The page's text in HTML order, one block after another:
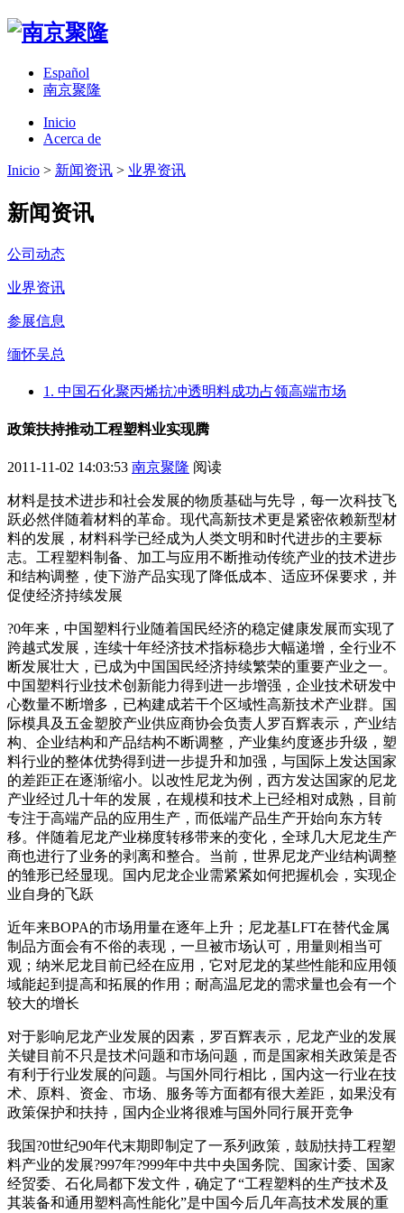
Español
南京聚隆
Inicio
Acerca de
Inicio > 新闻资讯 > 业界资讯
新闻资讯
公司动态
业界资讯
参展信息
缅怀吴总
1. 中国石化聚丙烯抗冲透明料成功占领高端市场
政策扶持推动工程塑料业实现腾
2011-11-02 14:03:53 南京聚隆 阅读
材料是技术进步和社会发展的物质基础与先导，每一次科技飞
跃必然伴随着材料的革命。现代高新技术更是紧密依赖新型材
料的发展，材料科学已经成为人类文明和时代进步的主要标
志。工程塑料制备、加工与应用不断推动传统产业的技术进步
和结构调整，使下游产品实现了降低成本、适应环保要求，并
促使经济持续发展
?0年来，中国塑料行业随着国民经济的稳定健康发展而实现了
跨越式发展，连续十年经济技术指标稳步大幅递增，全行业不
断发展壮大，已成为中国国民经济持续繁荣的重要产业之一。
中国塑料行业技术创新能力得到进一步增强，企业技术研发中
心数量不断增多，已构建成若干个区域性高新技术产业群。国
际模具及五金塑胶产业供应商协会负责人罗百辉表示，产业结
构、企业结构和产品结构不断调整，产业集约度逐步升级，塑
料行业的整体优势得到进一步提升和加强，与国际上发达国家
的差距正在逐渐缩小。以改性尼龙为例，西方发达国家的尼龙
产业经过几十年的发展，在规模和技术上已经相对成熟，目前
专注于高端产品的应用生产，而低端产品生产开始向东方转
移。伴随着尼龙产业梯度转移带来的变化，全球几大尼龙生产
商也进行了业务的剥离和整合。当前，世界尼龙产业结构调整
的雏形已经显现。国内尼龙企业需紧紧如何把握机会，实现企
业自身的飞跃
近年来BOPA的市场用量在逐年上升；尼龙基LFT在替代金属
制品方面会有不俗的表现，一旦被市场认可，用量则相当可
观；纳米尼龙目前已经在应用，它对尼龙的某些性能和应用领
域能起到提高和拓展的作用；耐高温尼龙的需求量也会有一个
较大的增长
对于影响尼龙产业发展的因素，罗百辉表示，尼龙产业的发展
关键目前不只是技术问题和市场问题，而是国家相关政策是否
有利于行业发展的问题。与国外同行相比，国内这一行业在技
术、原料、资金、市场、服务等方面都有很大差距，如果没有
政策保护和扶持，国内企业将很难与国外同行展开竞争
我国?0世纪90年代末期即制定了一系列政策，鼓励扶持工程塑
料产业的发展?997年?999年中共中央国务院、国家计委、国家
经贸委、石化局都下发文件，确定了“工程塑料的生产技术及
其装备和通用塑料高性能化”是中国今后几年高技术发展的重